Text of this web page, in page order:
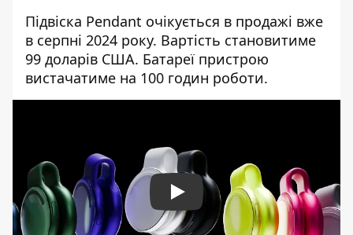
Підвіска Pendant очікується в продажі вже
в серпні 2024 року. Вартість становитиме
99 доларів США. Батареї пристрою
вистачатиме на 100 годин роботи.
Play